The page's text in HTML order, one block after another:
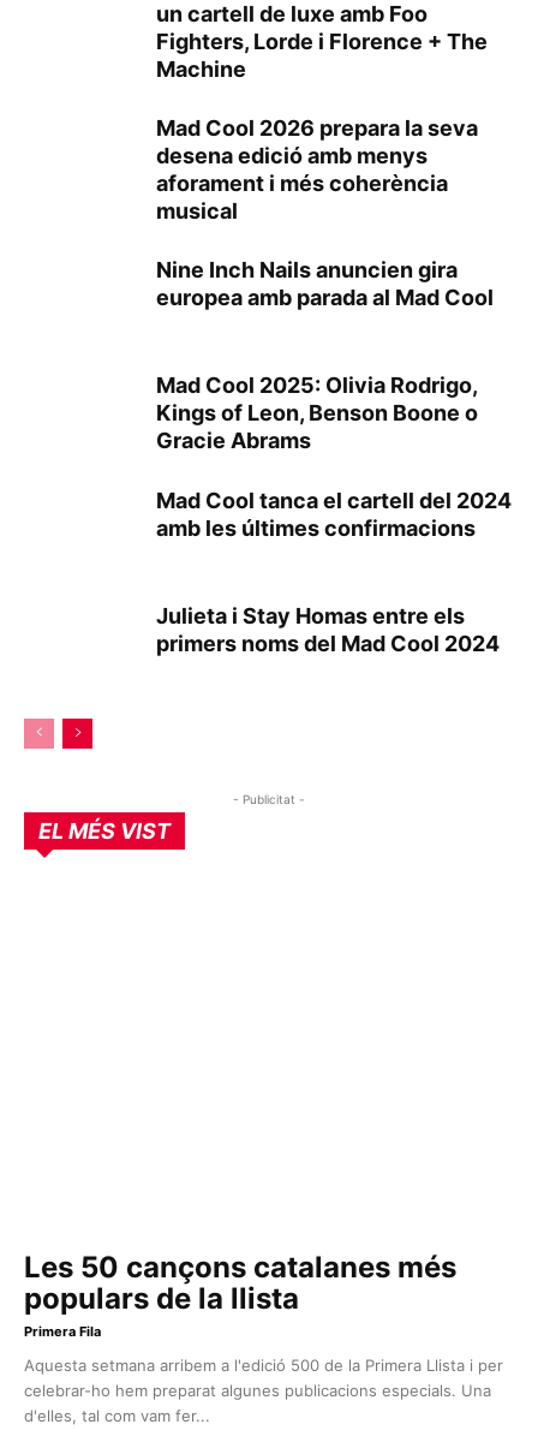
un cartell de luxe amb Foo
Fighters, Lorde i Florence + The
Machine
Mad Cool 2026 prepara la seva
desena edició amb menys
aforament i més coherència
musical
Nine Inch Nails anuncien gira
europea amb parada al Mad Cool
Mad Cool 2025: Olivia Rodrigo,
Kings of Leon, Benson Boone o
Gracie Abrams
Mad Cool tanca el cartell del 2024
amb les últimes confirmacions
Julieta i Stay Homas entre els
primers noms del Mad Cool 2024
- Publicitat -
EL MÉS VIST
Les 50 cançons catalanes més
populars de la llista
Primera Fila
Aquesta setmana arribem a l'edició 500 de la Primera Llista i per
celebrar-ho hem preparat algunes publicacions especials. Una
d'elles, tal com vam fer...